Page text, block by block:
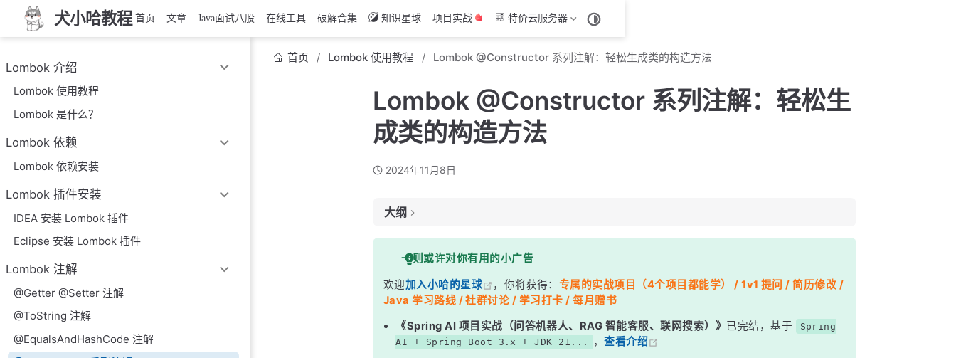
犬小哈教程 首页 文章 Java面试八股 在线工具 破解合集 知识星球 项目实战 特价云服务器
Lombok 介绍
Lombok 使用教程
Lombok 是什么？
Lombok 依赖
Lombok 依赖安装
Lombok 插件安装
IDEA 安装 Lombok 插件
Eclipse 安装 Lombok 插件
Lombok 注解
@Getter @Setter 注解
@ToString 注解
@EqualsAndHashCode 注解
首页 Lombok 使用教程 Lombok @Constructor 系列注解：轻松生成类的构造方法
Lombok @Constructor 系列注解：轻松生
成类的构造方法
2024年11月8日
大纲
@NoArgsConstructor
示例
强制初始化 final 字段
示例
一则或许对你有用的小广告
欢迎加入小哈的星球 ，你将获得： 专属的实战项目（4个项目都能学） / 1v1 提问 / 简历修改 /
Java 学习路线 / 社群讨论 / 学习打卡 / 每月赠书
《Spring AI 项目实战（问答机器人、RAG 智能客服、联网搜索）》 已完结，基于
Spring
AI + Spring Boot 3.x + JDK 21...
，查看介绍